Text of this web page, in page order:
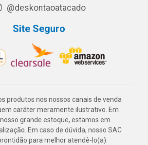
@deskontaoatacado
Site Seguro
produtos nos nossos canais de venda
caráter meramente ilustrativo. Em
grande estoque, estamos em
Em caso de dúvida, nosso SAC
para melhor atendê-lo(a).